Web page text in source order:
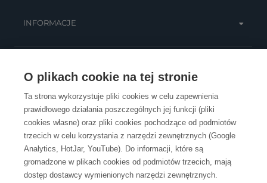
O plikach cookie na tej stronie
Ta strona wykorzystuje pliki cookies w celu zapewnienia
prawidłowego działania poszczególnych jej funkcji (pliki
cookies własne) oraz pliki cookies pochodzące od podmiotów
trzecich w celu korzystania z narzędzi zewnętrznych (Google
Analytics, HotJar, YouTube). Do informacji, które są
gromadzone w plikach cookies od podmiotów trzecich, mają
dostęp dostawcy wymienionych narzędzi zewnętrznych.
INFORMACJE
OBSŁUGA KLIENTA
KONTAKT